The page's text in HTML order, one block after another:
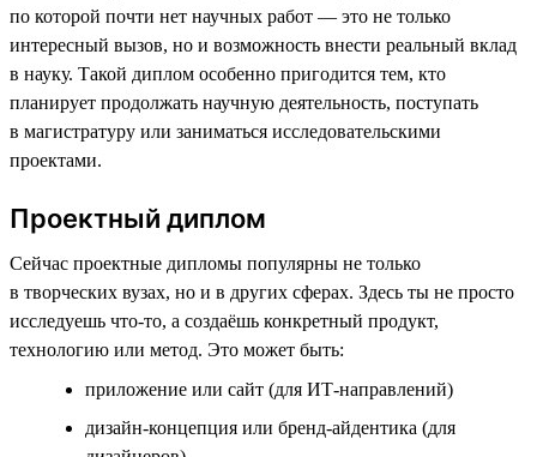
по которой почти нет научных работ — это не только
интересный вызов, но и возможность внести реальный вклад
в науку. Такой диплом особенно пригодится тем, кто
планирует продолжать научную деятельность, поступать
в магистратуру или заниматься исследовательскими
проектами.
Проектный диплом
Сейчас проектные дипломы популярны не только
в творческих вузах, но и в других сферах. Здесь ты не просто
исследуешь что-то, а создаёшь конкретный продукт,
технологию или метод. Это может быть:
приложение или сайт (для ИТ-направлений)
дизайн-концепция или бренд-айдентика (для